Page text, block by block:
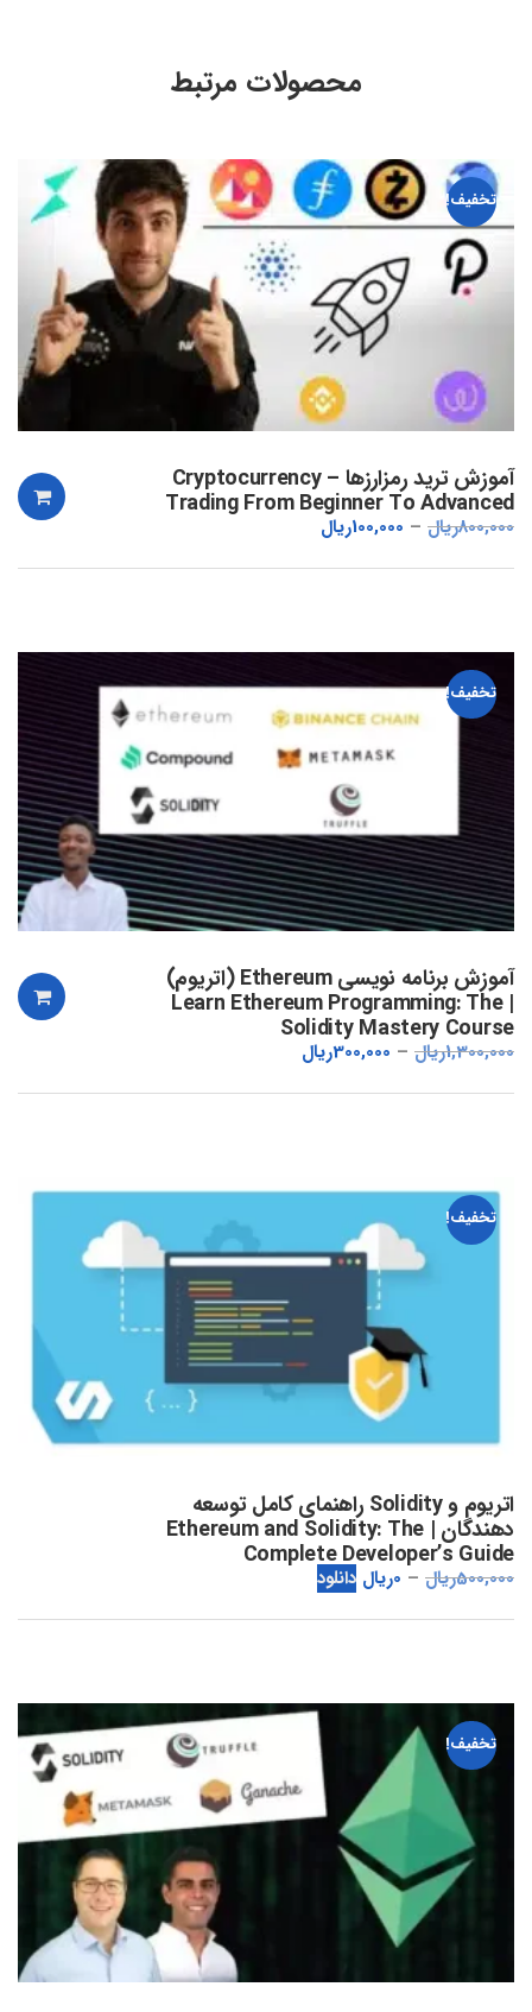
محصولات مرتبط
تخفیف!
آموزش ترید رمزارزها – Cryptocurrency
Trading From Beginner To Advanced
800,000ریال 100,000ریال
تخفیف!
آموزش برنامه نویسی Ethereum (اتریوم)
| Learn Ethereum Programming: The
Solidity Mastery Course
1,300,000ریال 300,000ریال
تخفیف!
اتریوم و Solidity راهنمای کامل توسعه
دهندگان | Ethereum and Solidity: The
Complete Developer’s Guide
500,000ریال 0ریال دانلود
تخفیف!